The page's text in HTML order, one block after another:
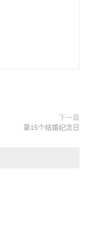
下一篇
第15个结婚纪念日